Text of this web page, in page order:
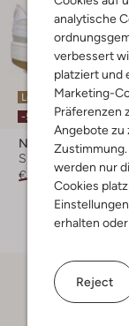
analytische
verbessert
platziert und
Marketing-
Präferenzen
Angebote zu
Zustimmung.
werden nur
Cookies
erhalten
Reject
Letzter Artikel
-50%
Nike
Sneaker Low
€ 109,99 € 54,99